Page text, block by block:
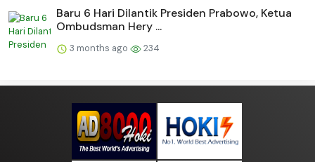
Baru 6 Hari Dilantik Presiden Prabowo, Ketua
Ombudsman Hery ...
3 months ago 234